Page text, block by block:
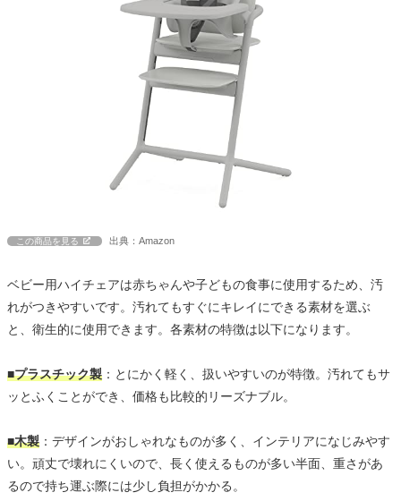
この商品を見る 出典：Amazon
ベビー用ハイチェアは赤ちゃんや子どもの食事に使用するため、汚
れがつきやすいです。汚れてもすぐにキレイにできる素材を選ぶ
と、衛生的に使用できます。各素材の特徴は以下になります。
■プラスチック製 ：とにかく軽く、扱いやすいのが特徴。汚れてもサ
ッとふくことができ、価格も比較的リーズナブル。
■木製 ：デザインがおしゃれなものが多く、インテリアになじみやす
い。頑丈で壊れにくいので、長く使えるものが多い半面、重さがあ
るので持ち運ぶ際には少し負担がかかる。